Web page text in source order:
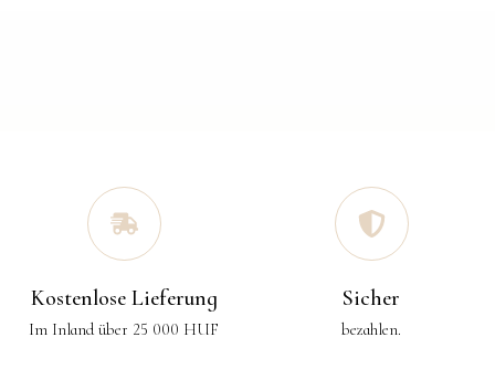
Kostenlose Lieferung
Im Inland über 25 000 HUF
Sicher
bezahlen.